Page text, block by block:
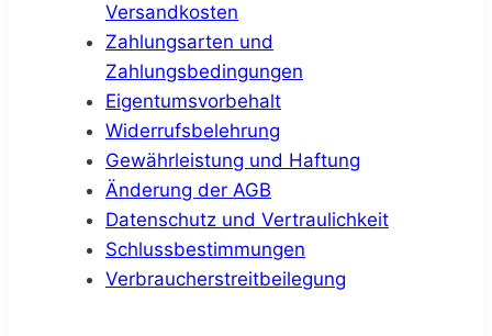
Versandkosten
Zahlungsarten und
Zahlungsbedingungen
Eigentumsvorbehalt
Widerrufsbelehrung
Gewährleistung und Haftung
Änderung der AGB
Datenschutz und Vertraulichkeit
Schlussbestimmungen
Verbraucherstreitbeilegung